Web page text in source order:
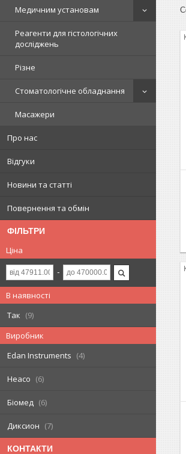
Медичним установам
Реагенти для гістологічних
досліджень
Різне
Стоматологічне обладнання
Масажери
Про нас
Відгуки
Новини та статті
Повернення та обмін
ФІЛЬТРИ
Ціна
В наявності
Так
9
Виробник
Edan Instruments
4
Heaco 6
Біомед 6
Диксион 7
КОНТАКТИ